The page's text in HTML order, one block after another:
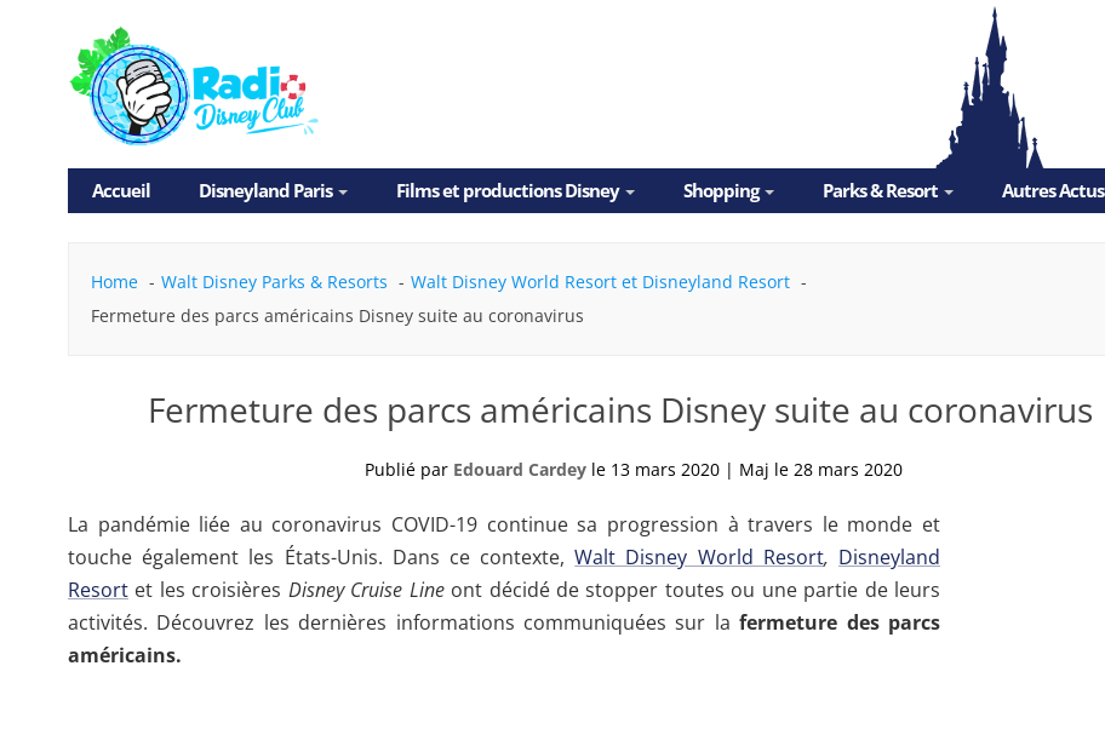
Skip
content
Accueil Disneyland Paris Films et productions Disney Shopping Parks & Resort Autres Actus
Home Walt Disney Parks & Resorts
Walt Disney World Resort et Disneyland Resort
Fermeture des parcs américains Disney suite au coronavirus
Fermeture des parcs américains Disney suite au coronavirus
Publié par Edouard Cardey le 13 mars 2020 | Maj le 28 mars 2020
La pandémie liée au coronavirus COVID-19 continue sa progression à travers le monde et
touche également les États-Unis. Dans ce contexte,Walt Disney World Resort, Disneyland
Resort et les croisières Disney Cruise Lineont décidé de stopper toutes ou une partie de leurs
activités. Découvrez les dernières informations communiquées sur lafermeture des parcs
américains.